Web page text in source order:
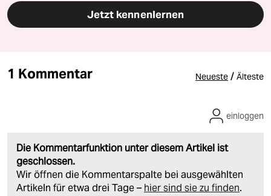
Jetzt kennenlernen
1 Kommentar Neueste / Älteste
Die Kommentarfunktion unter diesem Artikel ist
geschlossen.
Wir öffnen die Kommentarspalte bei ausgewählten
Artikeln für etwa drei Tage – hier sind sie zu finden.
einloggen